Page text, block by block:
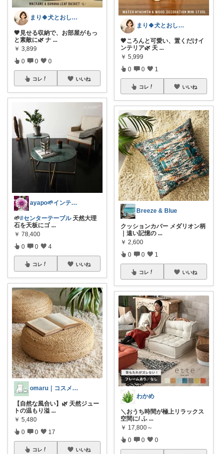
まり🍀犬とおしゃれに暮らしたい🐶
🤎見せる収納で、お部屋がもっ
と素敵に🌿 ナ ...
￥ 3,899
0 0 0
コレ いいね
ayapo🌱インテリア&雑貨
🌱#センターテーブル天然大理
石を天板にゴ ...
￥ 78,400
0 0 4
コレ いいね
omaru｜コスメと大人女子の暮らし
【自然な風合い】🌿 天然ジュー
トの温もり溢 ...
￥ 5,480
0 0 17
コレ いいね
まり🍀犬とおしゃれに暮らしたい🐶
🤎ころんと可愛い、置くだけイ
ンテリア🌿 天 ...
￥ 5,999
0 0 1
コレ いいね
Breeze & Blue
クッションカバー メダリオン柄
｜遠い記憶の ...
￥ 2,600
0 0 1
コレ いいね
わかめ
＼おうち時間が極上リラックス
空間に/ ふ ...
￥ 17,800～
0 0 0